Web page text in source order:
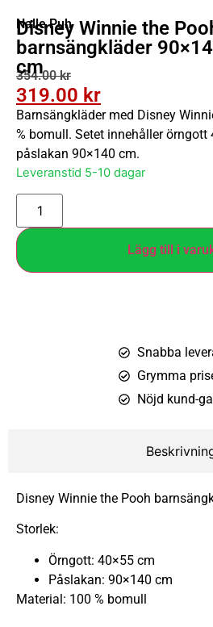
Nalle Puh
Disney Winnie the
barnsängkläder
cm
354.00kr
319.00 kr
Barnsängkläder med Disney
% bomull. Setet innehåller örngott
påslakan 90×140 cm.
Leveranstid 5-10 dagar
Lägg till i
Snabba
Grymma
Nöjd kund-
Disney Winnie the Pooh
Storlek:
Örngott: 40×55 cm
Påslakan: 90×140 cm
Material: 100 % bomull